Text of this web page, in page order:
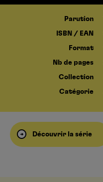
Parution
ISBN / EAN
Format
Nb de pages
Collection
Catégorie
Découvrir la série